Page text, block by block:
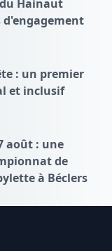
Hainaut
d'engagement
: un premier
et inclusif
août : une
de
à Béclers